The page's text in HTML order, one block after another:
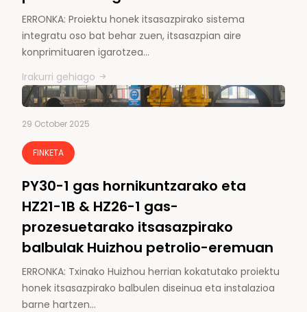
ERRONKA: Proiektu honek itsasazpirako sistema
integratu oso bat behar zuen, itsasazpian aire
konprimituaren igarotzea…
Irakurri gehiago
29 October 2025
FINKETA
PY30-1 gas hornikuntzarako eta
HZ21-1B & HZ26-1 gas-
prozesuetarako itsasazpirako
balbulak Huizhou petrolio-eremuan
ERRONKA: Txinako Huizhou herrian kokatutako proiektu
honek itsasazpirako balbulen diseinua eta instalazioa
barne hartzen…